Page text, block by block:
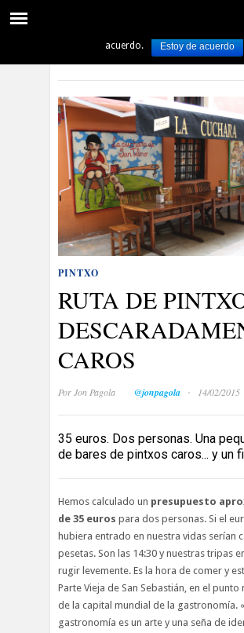
Español
PINTXO
RUTA DE
CAROS
PorJon Pagola @jonpagola · 14/02/2015
35 euros. Dos personas. Una
de bares de pintxos caros... y un
Hemos calculado un presupuesto
de 35 euros para dos personas. Si el
hubiera entrado en nuestra vidas serían
pesetas. Son las 14:30 y nuestras tripas
rugir levemente. Es la hora de comer y
Parte Vieja de San Sebastián, en el punto
de la capital mundial de la gastronomía.
gastronomía es un arte y una seña de
Utilizamos cookies para asegurar que damos la
en nuestro sitio web. Si continúa utilizando este sitio
acuerdo.
Estoy de acuerdo